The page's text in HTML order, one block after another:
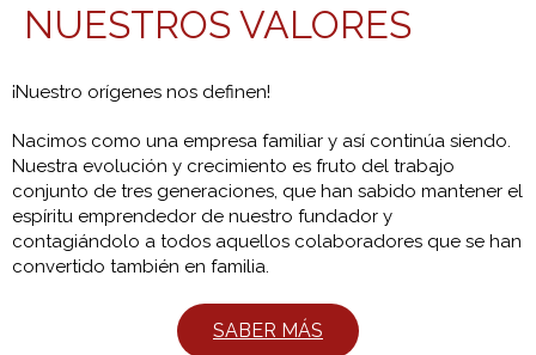
NUESTROS VALORES
¡Nuestro orígenes nos definen!
Nacimos como una empresa familiar y así continúa siendo.
Nuestra evolución y crecimiento es fruto del trabajo
conjunto de tres generaciones, que han sabido mantener el
espíritu emprendedor de nuestro fundador y
contagiándolo a todos aquellos colaboradores que se han
convertido también en familia.
SABER MÁS